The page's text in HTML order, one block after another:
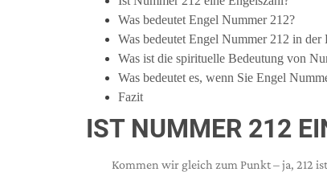
Was bedeutet Engel Nummer 212?
Was bedeutet Engel Nummer 212 in der
Was ist die spirituelle Bedeutung von
Was bedeutet es, wenn Sie Engel
Fazit
IST NUMMER 212
Kommen wir gleich zum Punkt – ja, 212